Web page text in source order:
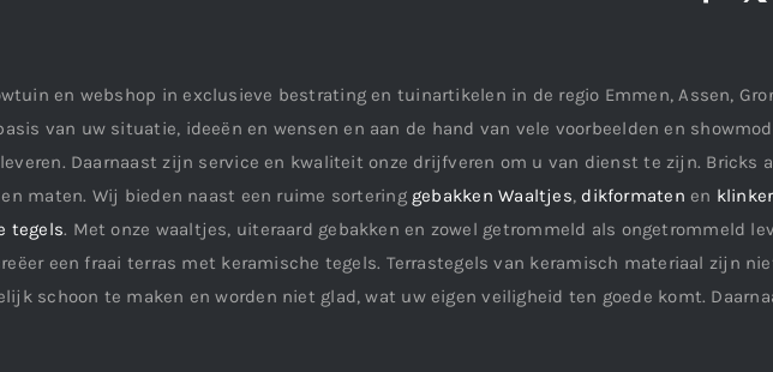
en webshop in exclusieve bestrating en tuinartikelen in de regio Emmen, Assen,
van uw situatie, ideeën en wensen en aan de hand van vele voorbeelden en
Daarnaast zijn service en kwaliteit onze drijfveren om u van dienst te zijn. Bricks
maten. Wij bieden naast een ruime sortering gebakken Waaltjes, dikformaten en
tegels. Met onze waaltjes, uiteraard gebakken en zowel getrommeld als ongetrommeld
een fraai terras met keramische tegels. Terrastegels van keramisch materiaal zijn
schoon te maken en worden niet glad, wat uw eigen veiligheid ten goede komt.